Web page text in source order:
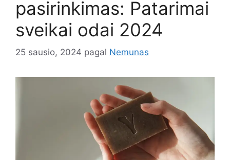
pasirinkimas: Patarimai
sveikai odai 2024
25 sausio, 2024 pagal Nemunas